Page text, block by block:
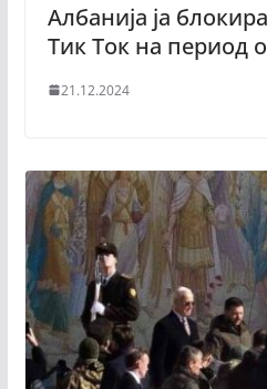
Албанија ја
Тик Ток на период
21.12.2024